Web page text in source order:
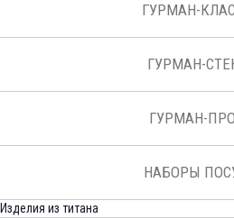
ГУРМАН-
ГУРМАН-
ГУРМАН-
НАБОРЫ
Изделия из титана